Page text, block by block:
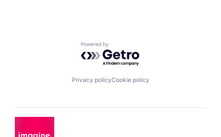
Powered by Getro.com
Privacy policyCookie policy